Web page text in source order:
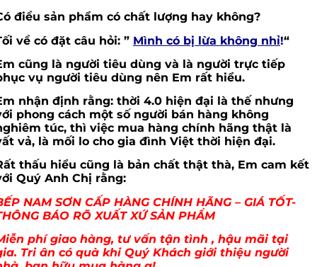
điều sản phẩm có chất lượng hay không?
về có đặt câu hỏi: ” Mình có bị lừa không nhỉ!“
cũng là người tiêu dùng và là người trực tiếp
vụ người tiêu dùng nên Em rất hiểu.
nhận định rằng: thời 4.0 hiện đại là thế nhưng
phong cách một số người bán hàng không
túc, thì việc mua hàng chính hãng thật là
vả, là mối lo cho gia đình Việt thời hiện đại.
thấu hiểu cũng là bản chất thật thà, Em cam kết
Quý Anh Chị rằng:
NAM SƠN CẤP HÀNG CHÍNH HÃNG – GIÁ TỐT-
BÁO RÕ XUẤT XỨ SẢN PHẨM
phí giao hàng, tư vấn tận tình , hậu mãi tại
Tri ân có quà khi Quý Khách giới thiệu người